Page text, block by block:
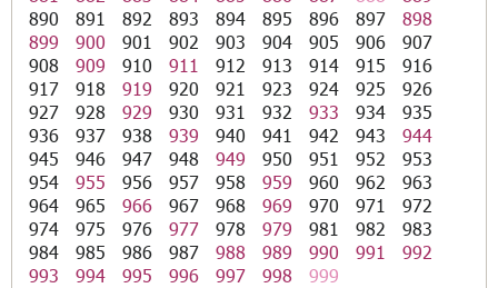
890
891 892 893 894 895 896 897
898
899
900 901 902 903 904 905 906
907
908
909 910 911 912 913 914 915
916
917
918 919 920 921 923 924 925
926
927
928 929 930 931 932 933 934
935
936
937 938 939 940 941 942 943
944
945
946 947 948 949 950 951 952
953
954
955 956 957 958 959 960 962
963
964
965 966 967 968 969 970 971
972
974
975 976 977 978 979 981 982
983
984
985 986 987 988 989 990 991
992
993
994 995 996 997 998
999